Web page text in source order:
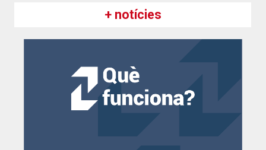
+ notícies